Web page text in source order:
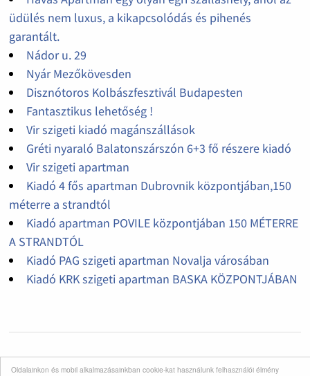
Oldalainkon és mobil alkalmazásainkban cookie-kat használunk felhasználói élmény
üdülés nem luxus, a kikapcsolódás és pihenés
garantált.
Nádor u. 29
Nyár Mezőkövesden
Disznótoros Kolbászfesztivál Budapesten
Fantasztikus lehetőség !
Vir szigeti kiadó magánszállások
Gréti nyaraló Balatonszárszón 6+3 fő részere kiadó
Vir szigeti apartman
Kiadó 4 fős apartman Dubrovnik központjában,150
méterre a strandtól
Kiadó apartman POVILE központjában 150 MÉTERRE
A STRANDTÓL
Kiadó PAG szigeti apartman Novalja városában
Kiadó KRK szigeti apartman BASKA KÖZPONTJÁBAN